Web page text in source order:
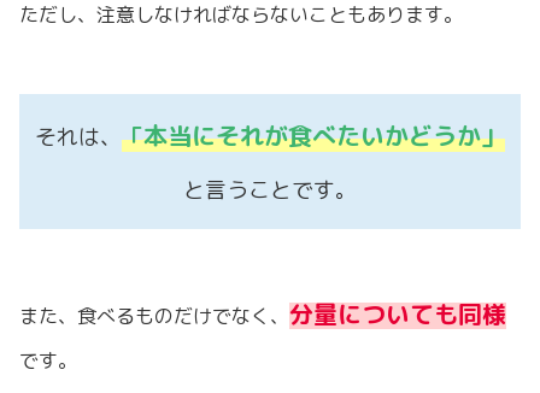
ただし、注意しなければならないこともあります。
それは、 「本当にそれが食べたいかどうか」
と言うことです。
また、食べるものだけでなく、 分量についても同様
です。